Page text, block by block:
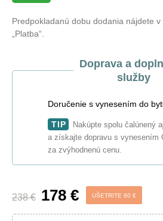
Predpokladanú dobu dodania nájdete
„Platba“.
Doprava a
služby
Doručenie s vynesením do
TIP
Nakúpte spolu čalúnený
a získajte dopravu s vynesením
za zvýhodnenú cenu.
238 € 178 € UŠETRITE 60 €